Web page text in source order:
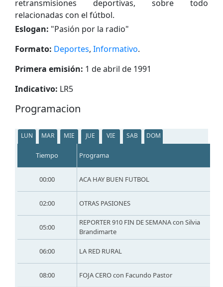
retransmisiones deportivas, sobre todo
relacionadas con el fútbol.
Eslogan: "Pasión por la radio"
Formato: Deportes, Informativo.
Primera emisión: 1 de abril de 1991
Indicativo: LR5
Programacion
LUN MAR MIE JUE VIE SAB DOM
Tiempo Programa
00:00 ACA HAY BUEN FUTBOL
02:00 OTRAS PASIONES
05:00
REPORTER 910 FIN DE SEMANA con Silvia
Brandimarte
06:00 LA RED RURAL
08:00 FOJA CERO con Facundo Pastor